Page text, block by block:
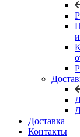
Доставка
Контакты